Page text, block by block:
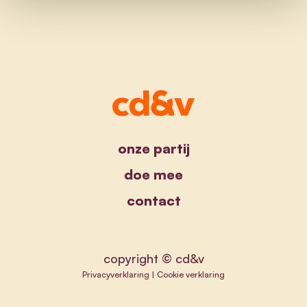
onze partij
doe mee
contact
copyright © cd&v
Privacyverklaring | Cookie verklaring